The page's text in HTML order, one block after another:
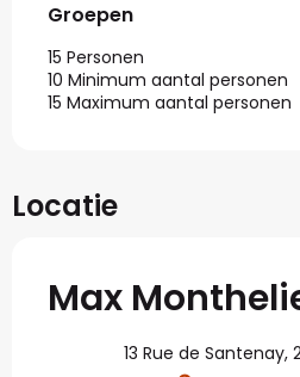
Groepen
Groepen
15 Personen
10 Minimum aantal personen
15 Maximum aantal personen
Locatie
Max
13 Rue de Santenay,